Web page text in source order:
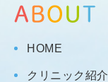
HOME
クリニック紹介